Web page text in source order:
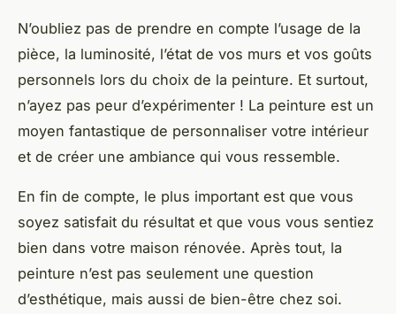
N’oubliez pas de prendre en compte l’usage de la
pièce, la luminosité, l’état de vos murs et vos goûts
personnels lors du choix de la peinture. Et surtout,
n’ayez pas peur d’expérimenter ! La peinture est un
moyen fantastique de personnaliser votre intérieur
et de créer une ambiance qui vous ressemble.
En fin de compte, le plus important est que vous
soyez satisfait du résultat et que vous vous sentiez
bien dans votre maison rénovée. Après tout, la
peinture n’est pas seulement une question
d’esthétique, mais aussi de bien-être chez soi.